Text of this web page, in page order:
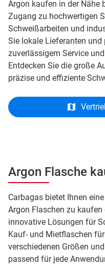
Argon kaufen in der Nähe
Zugang zu hochwertigen
Schweißarbeiten und
Sie lokale Lieferanten und
zuverlässigem Service
Entdecken Sie die große
präzise und effiziente
Argon Flasche
Carbagas bietet Ihnen
Argon Flaschen zu
innovative Lösungen für
Kauf- und Mietflaschen
verschiedenen Größen
passend für jede